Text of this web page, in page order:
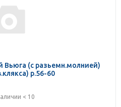
(с разьемн.молнией)
р.56-60
< 10